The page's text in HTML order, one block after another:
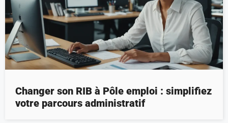
Changer son RIB à Pôle emploi : simplifiez
votre parcours administratif